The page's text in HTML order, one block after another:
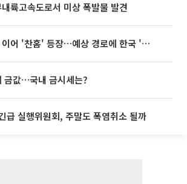
륙고속도로서 미상 폭발물 발견
태풍 '돌핀' 이어 '찬홈' 등장…예상 경로에 한국 '한숨'
금값…국내 금시세는?
급 실행위원회, 주말도 폭염취소 될까